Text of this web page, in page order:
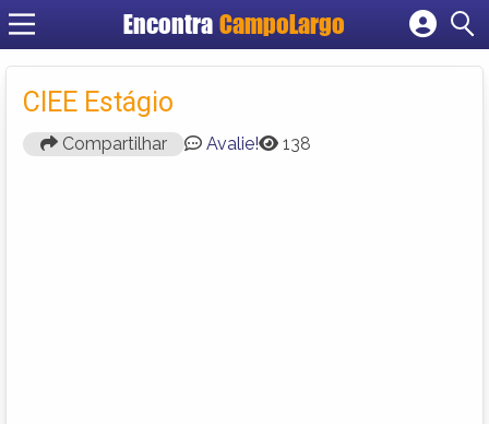
Encontra CampoLargo
Cadastrar empresa
CIEE Estágio
Compartilhar Avalie! 138